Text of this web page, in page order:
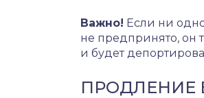
Важно! Если ни
не предпринято, он
и будет
ПРОДЛЕНИЕ